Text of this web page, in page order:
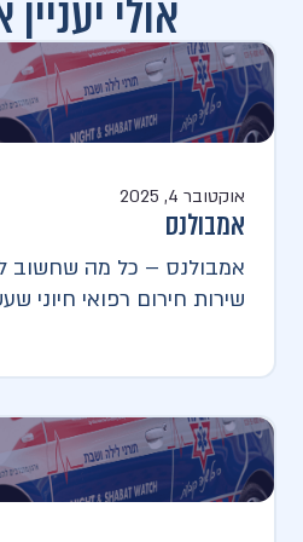
אולי
אוקטובר 4, 2025
אמבולנס
אמבולנס – כל מה שחשוב
שירות חירום רפואי חיוני